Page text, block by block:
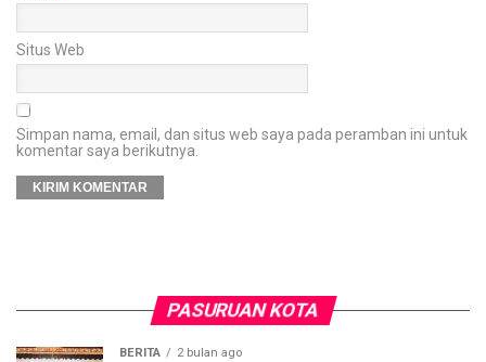
Situs Web
Simpan nama, email, dan situs web saya pada peramban ini untuk
komentar saya berikutnya.
PASURUAN KOTA
BERITA 2 bulan ago